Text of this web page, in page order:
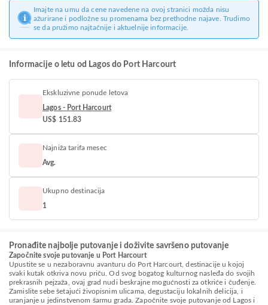
Imajte na umu da cene navedene na ovoj stranici možda nisu
ažurirane i podložne su promenama bez prethodne najave. Trudimo
se da pružimo najtačnije i aktuelnije informacije.
Informacije o letu od Lagos do Port Harcourt
Ekskluzivne ponude letova
Lagos - Port Harcourt
US$ 151.83
Najniža tarifa mesec
Avg.
Ukupno destinacija
1
Pronađite najbolje putovanje i doživite savršeno putovanje
Započnite svoje putovanje u Port Harcourt
Upustite se u nezaboravnu avanturu do Port Harcourt, destinacije u kojoj
svaki kutak otkriva novu priču. Od svog bogatog kulturnog nasleđa do svojih
prekrasnih pejzaža, ovaj grad nudi beskrajne mogućnosti za otkriće i čuđenje.
Zamislite sebe šetajući živopisnim ulicama, degustaciju lokalnih delicija, i
uranjanje u jedinstvenom šarmu grada. Započnite svoje putovanje od Lagos i